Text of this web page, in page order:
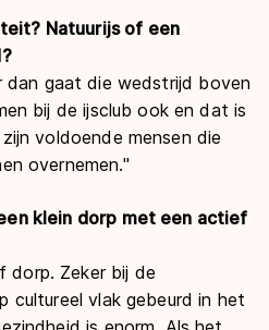
Natuurijs of een
dan gaat die wedstrijd boven
bij de ijsclub ook en dat is
voldoende mensen die
overnemen."
klein dorp met een actief
dorp. Zeker bij de
cultureel vlak gebeurd in het